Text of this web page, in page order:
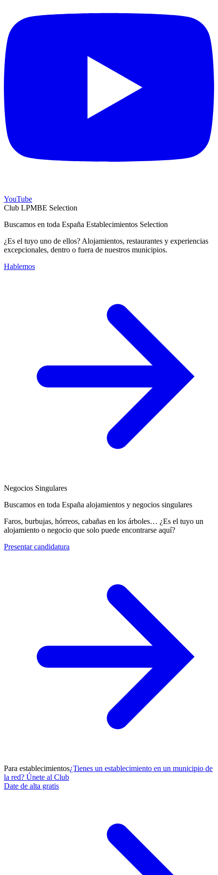
YouTube
Club LPMBE Selection
Buscamos en toda España Establecimientos Selection
¿Es el tuyo uno de ellos? Alojamientos, restaurantes y experiencias
excepcionales, dentro o fuera de nuestros municipios.
Hablemos
Negocios Singulares
Buscamos en toda España alojamientos y negocios singulares
Faros, burbujas, hórreos, cabañas en los árboles… ¿Es el tuyo un
alojamiento o negocio que solo puede encontrarse aquí?
Presentar candidatura
Para establecimientos¿Tienes un establecimiento en un municipio de
la red? Únete al Club
Date de alta gratis